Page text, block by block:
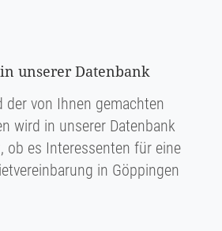
unserer Datenbank
der von Ihnen gemachten
wird in unserer Datenbank
ob es Interessenten für eine
in Göppingen